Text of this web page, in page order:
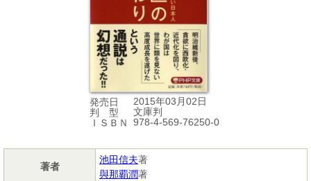
発売日
2015年03月02日
判 型
文庫判
ＩＳＢＮ
978-4-569-76250-0
著者
池田信夫著
與那覇潤著